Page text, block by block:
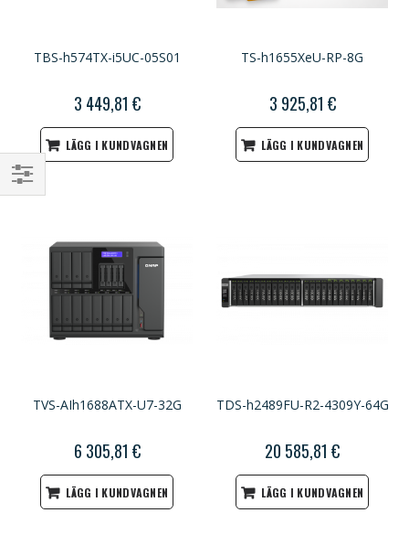
TBS-h574TX-i5UC-05S01
3 449,81 €
LÄGG I KUNDVAGNEN
TS-h1655XeU-RP-8G
3 925,81 €
LÄGG I KUNDVAGNEN
TVS-AIh1688ATX-U7-32G
6 305,81 €
LÄGG I KUNDVAGNEN
TDS-h2489FU-R2-4309Y-64G
20 585,81 €
LÄGG I KUNDVAGNEN
Handla